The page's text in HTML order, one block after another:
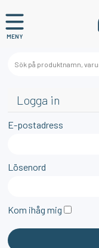
MENY
Logga in
E-postadress
Lösenord
Kom ihåg mig